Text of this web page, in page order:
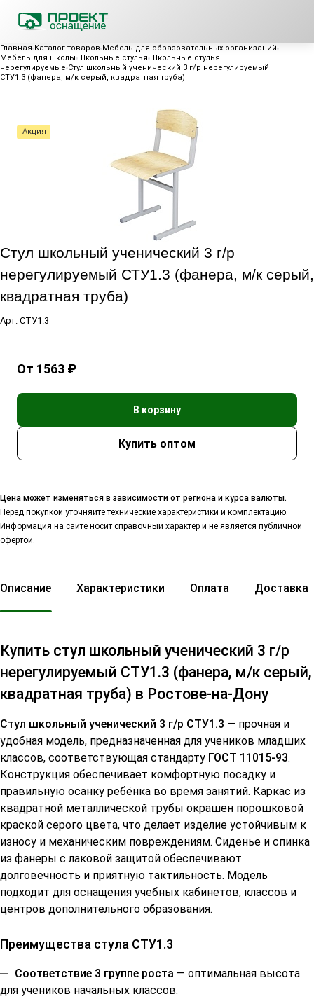
Главная Каталог товаров Мебель для образовательных организаций
Мебель для школы Школьные стулья Школьные стулья
нерегулируемые Стул школьный ученический 3 г/р нерегулируемый
СТУ1.3 (фанера, м/к серый, квадратная труба)
Акция
Стул школьный ученический 3 г/р
нерегулируемый СТУ1.3 (фанера, м/к серый,
квадратная труба)
Арт. СТУ1.3
От 1563 ₽
В корзину
Цена может изменяться в зависимости от региона и курса валюты.
Перед покупкой уточняйте технические характеристики и комплектацию.
Информация на сайте носит справочный характер и не является публичной
офертой.
Описание Характеристики Оплата Доставка
Купить стул школьный ученический 3 г/р
нерегулируемый СТУ1.3 (фанера, м/к серый,
квадратная труба) в Ростове-на-Дону
Стул школьный ученический 3 г/р СТУ1.3 — прочная и
удобная модель, предназначенная для учеников младших
классов, соответствующая стандарту ГОСТ 11015-93.
Конструкция обеспечивает комфортную посадку и
правильную осанку ребёнка во время занятий. Каркас из
квадратной металлической трубы окрашен порошковой
краской серого цвета, что делает изделие устойчивым к
износу и механическим повреждениям. Сиденье и спинка
из фанеры с лаковой защитой обеспечивают
долговечность и приятную тактильность. Модель
подходит для оснащения учебных кабинетов, классов и
центров дополнительного образования.
Преимущества стула СТУ1.3
Соответствие 3 группе роста — оптимальная высота
для учеников начальных классов.